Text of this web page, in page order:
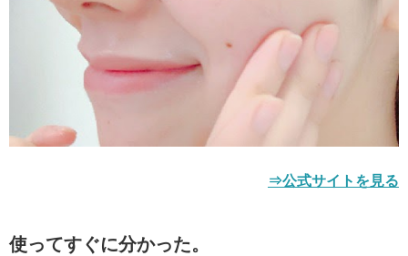
⇒公式サイトを見る
使ってすぐに分かった。